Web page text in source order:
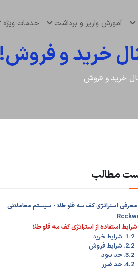
آموزش واریز و برداشت خدمات ویژه
خرید و فروش!
خرید و فروش!
مطالب
معرفی استراتژی کف سه قلو طلا - سیستم معاملاتی
1.2. شرایط خرید
2.2. شرایط فروش
3.2. حد سود
4.2. حد ضرر